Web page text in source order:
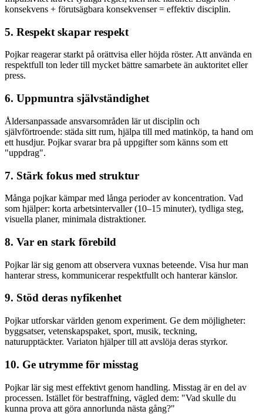
konsekvens + förutsägbara konsekvenser = effektiv disciplin.
5. Respekt skapar respekt
Pojkar reagerar starkt på orättvisa eller höjda röster. Att använda en
respektfull ton leder till mycket bättre samarbete än auktoritet eller
press.
6. Uppmuntra självständighet
Åldersanpassade ansvarsområden lär ut disciplin och
självförtroende: städa sitt rum, hjälpa till med matinköp, ta hand om
ett husdjur. Pojkar svarar bra på uppgifter som känns som ett
"uppdrag".
7. Stärk fokus med struktur
Många pojkar kämpar med långa perioder av koncentration. Vad
som hjälper: korta arbetsintervaller (10–15 minuter), tydliga steg,
visuella planer, minimala distraktioner.
8. Var en stark förebild
Pojkar lär sig genom att observera vuxnas beteende. Visa hur man
hanterar stress, kommunicerar respektfullt och hanterar känslor.
9. Stöd deras nyfikenhet
Pojkar utforskar världen genom experiment. Ge dem möjligheter:
byggsatser, vetenskapspaket, sport, musik, teckning,
naturupptäckter. Variaton hjälper till att avslöja deras styrkor.
10. Ge utrymme för misstag
Pojkar lär sig mest effektivt genom handling. Misstag är en del av
processen. Istället för bestraffning, vägled dem: "Vad skulle du
kunna prova att göra annorlunda nästa gång?"